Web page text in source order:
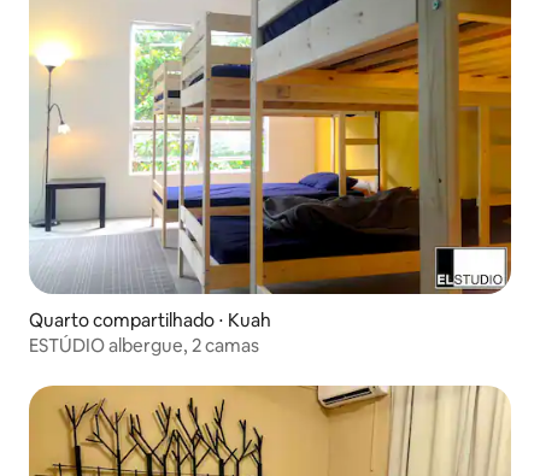
Quarto compartilhado ⋅ Kuah
ESTÚDIO albergue, 2 camas